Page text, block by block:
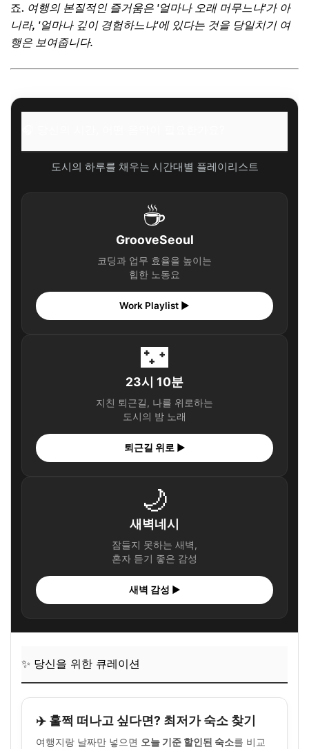
숨겨진 비용 찾아내기
🎧 당신의 시간, 어떤 음악이 필요한가요?
Q. 혼자 당일치기 여행도 괜찮을까요?
🎧 당신의 시간, 어떤 음악이 필요한가요?
죠. 여행의 본질적인 즐거움은 '얼마나 오래 머무느냐'가 아
니라, '얼마나 깊이 경험하느냐'에 있다는 것을 당일치기 여
행은 보여줍니다.
도시의 하루를 채우는 시간대별 플레이리스트
☕
GrooveSeoul
코딩과 업무 효율을 높이는
힙한 노동요
Work Playlist ▶
🌃
23시 10분
지친 퇴근길, 나를 위로하는
도시의 밤 노래
퇴근길 위로 ▶
🌙
새벽네시
잠들지 못하는 새벽,
혼자 듣기 좋은 감성
새벽 감성 ▶
✨ 당신을 위한 큐레이션
✈️ 훌쩍 떠나고 싶다면? 최저가 숙소 찾기
여행지랑 날짜만 넣으면 오늘 기준 할인된 숙소를 비교